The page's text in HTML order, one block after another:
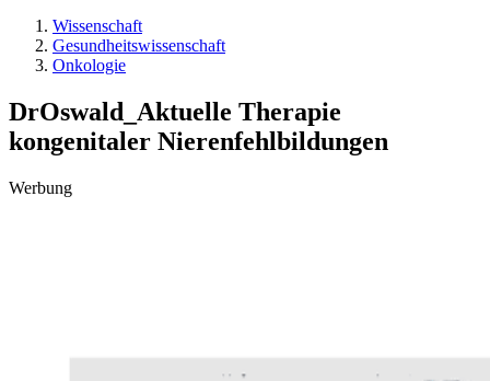
Wissenschaft
Gesundheitswissenschaft
Onkologie
DrOswald_Aktuelle Therapie
kongenitaler Nierenfehlbildungen
Werbung